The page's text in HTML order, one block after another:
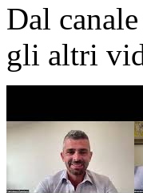
Dal
gli altri